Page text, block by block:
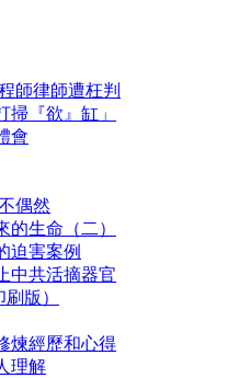
師律師遭枉判
『欲』缸」
會
偶然
生命（二）
迫害案例
中共活摘器官
版）
煉經歷和心得
理解